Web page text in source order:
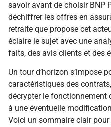
savoir avant de choisir BNP
déchiffrer les offres en
retraite que propose cet
éclaire le sujet avec une
faits, des avis clients et des
Un tour d’horizon s’impose
caractéristiques des
décrypter le fonctionnement
à une éventuelle
Voici un sommaire clair